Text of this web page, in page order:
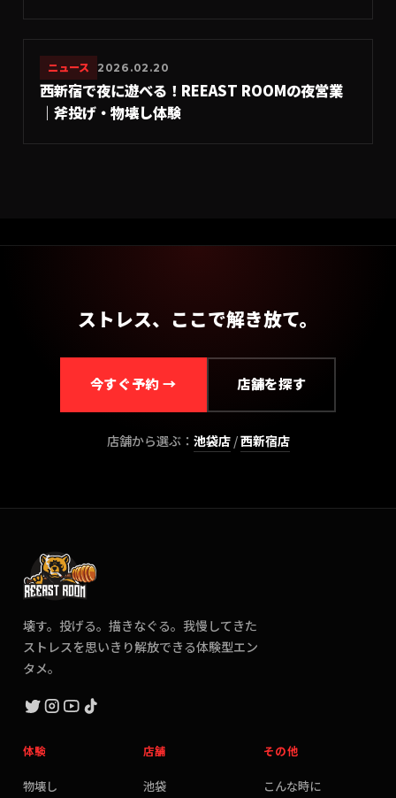
ニュース 2026.02.20
西新宿で夜に遊べる！REEAST ROOMの夜営業
｜斧投げ・物壊し体験
ストレス、ここで解き放て。
今すぐ予約 → 店舗を探す
店舗から選ぶ： 池袋店/西新宿店
壊す。投げる。描きなぐる。我慢してきた
ストレスを思いきり解放できる体験型エン
タメ。
体験
物壊し
店舗
池袋
その他
こんな時に